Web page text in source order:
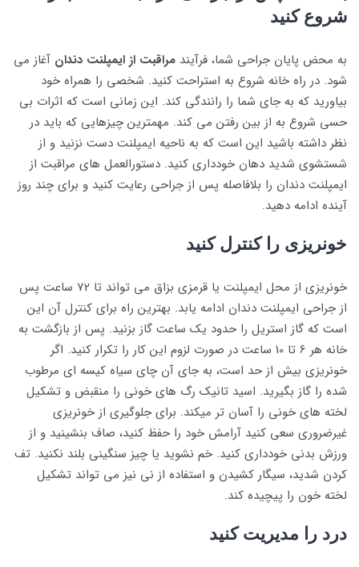
شروع کنید
به محض پایان جراحی شما، فرآیند مراقبت از ایمپلنت دندان آغاز می
شود. در راه خانه شروع به استراحت کنید. شخصی را همراه خود
بیاورید که به جای شما را رانندگی کند. این زمانی است که اثرات بی
حسی شروع به از بین رفتن می کند. مهمترین چیزهایی که باید در
نظر داشته باشید این است که به ناحیه ایمپلنت دست نزنید و از
شستشوی شدید دهان خودداری کنید. دستورالعمل های مراقبت از
ایمپلنت دندان را بلافاصله پس از جراحی رعایت کنید و برای چند روز
آینده ادامه دهید.
خونریزی را کنترل کنید
خونریزی از محل ایمپلنت یا قرمزی بزاق می تواند تا 72 ساعت پس
از جراحی ایمپلنت دندان ادامه یابد. بهترین راه برای کنترل آن این
است که گاز استریل را حدود یک ساعت گاز بزنید. پس از بازگشت به
خانه هر 6 تا 10 ساعت در صورت لزوم این کار را تکرار کنید. اگر
خونریزی بیش از حد است، به جای آن چای سیاه کیسه ای مرطوب
شده را گاز بگیرید. اسید تانیک رگ های خونی را منقبض و تشکیل
لخته های خونی را آسان تر میکند. برای جلوگیری از خونریزی
غیرضروری سعی کنید آرامش خود را حفظ کنید، صاف بنشینید و از
ورزش بدنی خودداری کنید. خم نشوید یا چیز سنگینی بلند نکنید. تف
کردن شدید، سیگار کشیدن و استفاده از نی نیز می تواند تشکیل
لخته خون را پیچیده کند.
درد را مدیریت کنید